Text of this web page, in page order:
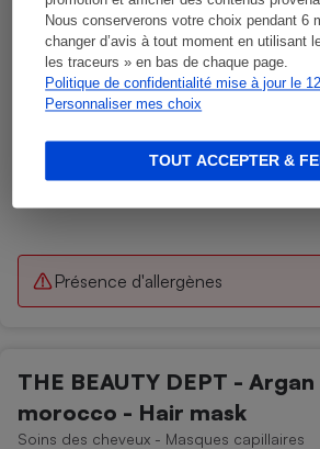
Nous conserverons votre choix pendant 6
changer d’avis à tout moment en utilisant
les traceurs » en bas de chaque page.
Politique de confidentialité mise à jour le
Personnaliser mes choix
TOUT ACCEPTER &
Présence d'allergènes
THE BEAUTY DEPT -
morocco - Hair mask
Soins des cheveux - Masques capillaires